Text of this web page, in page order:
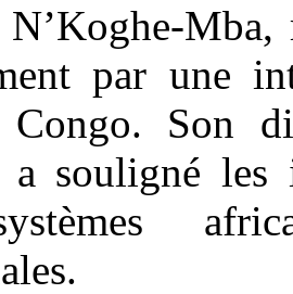
Mba,
par une
Congo. Son
a souligné les